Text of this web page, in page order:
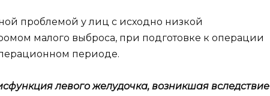
проблемой у лиц с исходно низкой
малого выброса, при подготовке к операции
периоде.
левого желудочка, возникшая вследствие